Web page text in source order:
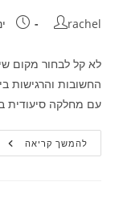
מחבר:
rachel
לא קל לבחור מקום
החשובות והרגישות
עם מחלקה סיעודית
להמשך קריאה
בית